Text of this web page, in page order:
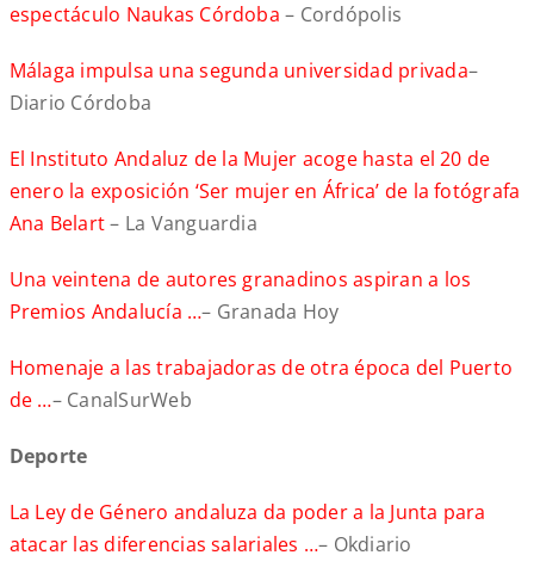
espectáculo Naukas Córdoba– Cordópolis
Málaga impulsa una segunda universidad privada–
Diario Córdoba
El Instituto Andaluz de la Mujer acoge hasta el 20 de
enero la exposición ‘Ser mujer en África’ de la fotógrafa
Ana Belart– La Vanguardia
Una veintena de autores granadinos aspiran a los
Premios Andalucía …– Granada Hoy
Homenaje a las trabajadoras de otra época del Puerto
de …– CanalSurWeb
Deporte
La Ley de Género andaluza da poder a la Junta para
atacar las diferencias salariales …– Okdiario